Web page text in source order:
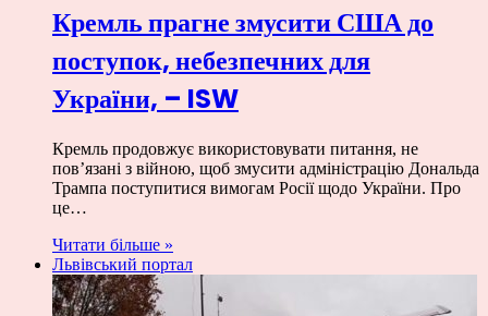
Кремль прагне змусити США до
поступок, небезпечних для
України, – ISW
Кремль продовжує використовувати питання, не
пов’язані з війною, щоб змусити адміністрацію Дональда
Трампа поступитися вимогам Росії щодо України. Про
це…
Читати більше »
Львівський портал